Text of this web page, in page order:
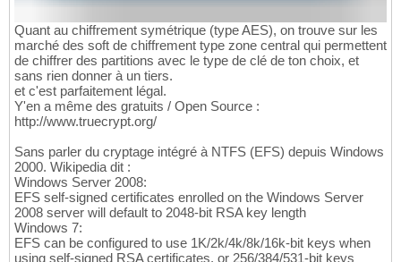
Quant au chiffrement symétrique (type AES), on trouve sur les
marché des soft de chiffrement type zone central qui permettent
de chiffrer des partitions avec le type de clé de ton choix, et
sans rien donner à un tiers.
et c'est parfaitement légal.
Y'en a même des gratuits / Open Source :
http://www.truecrypt.org/
Sans parler du cryptage intégré à NTFS (EFS) depuis Windows
2000. Wikipedia dit :
Windows Server 2008:
EFS self-signed certificates enrolled on the Windows Server
2008 server will default to 2048-bit RSA key length
Windows 7:
EFS can be configured to use 1K/2k/4k/8k/16k-bit keys when
using self-signed RSA certificates, or 256/384/531-bit keys